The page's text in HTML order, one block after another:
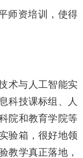
师资培训，使得
术与人工智能实
科技课标组、人
院和教育学院等
验箱，很好地领
教学真正落地，